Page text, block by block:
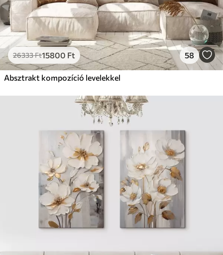
26333Ft15800 Ft 58
Absztrakt kompozíció levelekkel